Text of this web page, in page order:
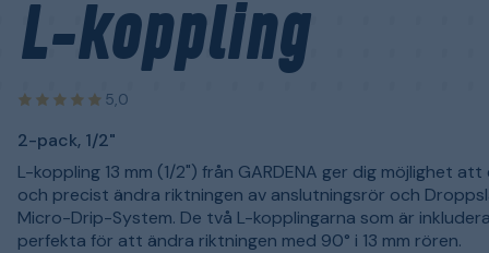
L-koppling
5,0
2-pack, 1/2"
L-koppling 13 mm (1/2") från GARDENA ger dig möjlighet
och precist ändra riktningen av anslutningsrör och
Micro-Drip-System. De två L-kopplingarna som är
perfekta för att ändra riktningen med 90° i 13 mm rören.